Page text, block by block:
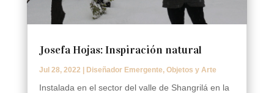
Josefa Hojas: Inspiración natural
Jul 28, 2022 | Diseñador Emergente, Objetos y Arte
Instalada en el sector del valle de Shangrilá en la